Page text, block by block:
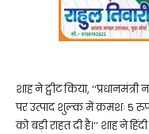
शाह ने ट्वीट किया,
पर उत्पाद शुल्क में क्रमशः 5
को बड़ी राहत दी है।’’ शाह ने